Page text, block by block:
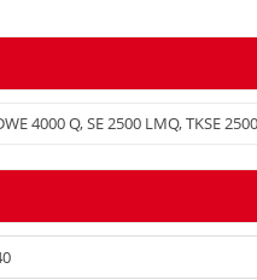
4000 Q, SE 2500 LMQ, TKSE